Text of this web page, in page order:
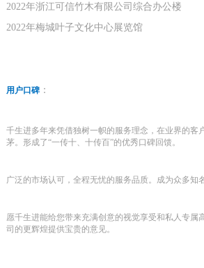
2022年浙江可信竹木有限公司综合办公楼
2022年梅城叶子文化中心展览馆
用户口碑：
千生进多年来凭借独树一帜的服务理念，在业界的客
茅。形成了“一传十、十传百”的优秀口碑回馈。
广泛的市场认可，全程无忧的服务品质。成为众多知
愿千生进能给您带来充满创意的视觉享受和私人专属
司的更辉煌提供宝贵的意见。